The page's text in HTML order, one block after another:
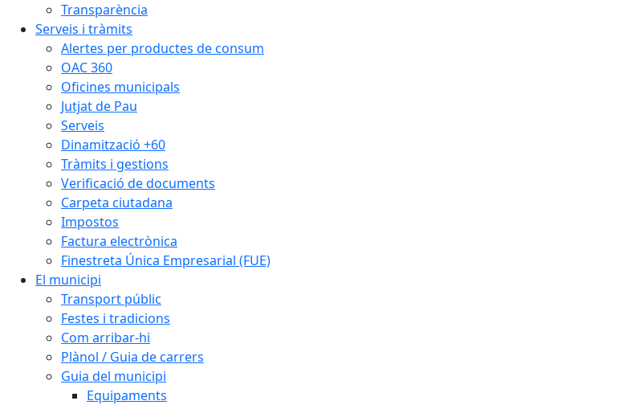
Transparència
Serveis i tràmits
Alertes per productes de consum
OAC 360
Oficines municipals
Jutjat de Pau
Serveis
Dinamització +60
Tràmits i gestions
Verificació de documents
Carpeta ciutadana
Impostos
Factura electrònica
Finestreta Única Empresarial (FUE)
El municipi
Transport públic
Festes i tradicions
Com arribar-hi
Plànol / Guia de carrers
Guia del municipi
Equipaments